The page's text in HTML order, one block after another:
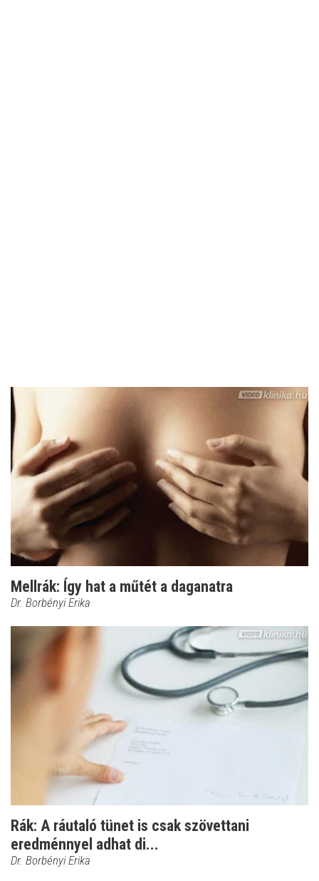
Mellrák: Így hat a műtét a daganatra
Dr. Borbényi Erika
Rák: A ráutaló tünet is csak szövettani
eredménnyel adhat di...
Dr. Borbényi Erika